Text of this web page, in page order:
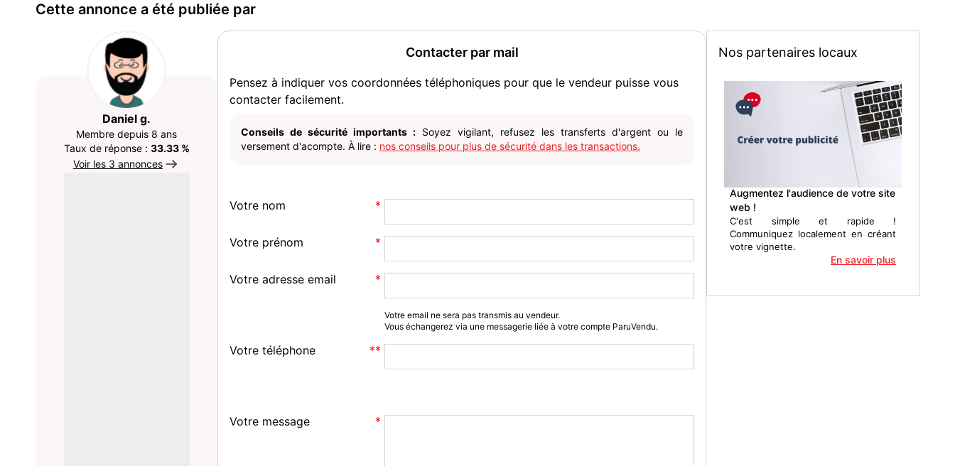
Cette annonce a été publiée par
Daniel g.
Membre depuis 8 ans
Taux de réponse : 33.33 %
Voir les 3 annonces
Contacter par mail
Pensez à indiquer vos coordonnées téléphoniques pour que le vendeur puisse vous
contacter facilement.
Conseils de sécurité importants : Soyez vigilant, refusez les transferts d'argent ou le
versement d'acompte. À lire : nos conseils pour plus de sécurité dans les transactions.
Votre nom
Votre prénom
Votre adresse email
Votre email ne sera pas transmis au vendeur.
Vous échangerez via une messagerie liée à votre compte ParuVendu.
Votre téléphone
Votre message
Nos partenaires locaux
Augmentez l'audience de votre site
web !
C'est simple et rapide !
Communiquez localement en créant
votre vignette.
En savoir plus